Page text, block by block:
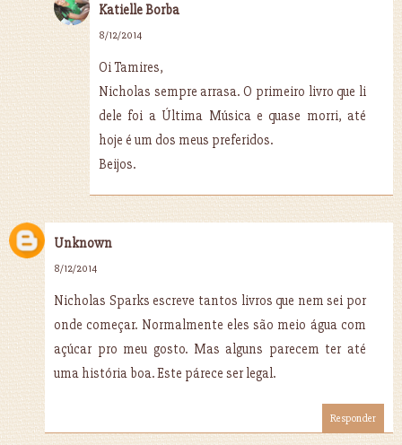
Katielle Borba
8/12/2014
Oi Tamires,
Nicholas sempre arrasa. O primeiro livro que li
dele foi a Última Música e quase morri, até
hoje é um dos meus preferidos.
Beijos.
Unknown
8/12/2014
Nicholas Sparks escreve tantos livros que nem sei por
onde começar. Normalmente eles são meio água com
açúcar pro meu gosto. Mas alguns parecem ter até
uma história boa. Este párece ser legal.
Responder